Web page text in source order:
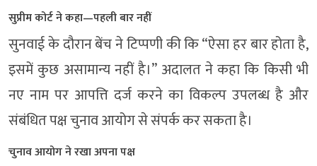
सुप्रीम कोर्ट ने कहा—पहली बार नहीं
सुनवाई के दौरान बेंच ने टिप्पणी की कि “ऐसा हर बार होता है,
इसमें कुछ असामान्य नहीं है।” अदालत ने कहा कि किसी भी
नए नाम पर आपत्ति दर्ज करने का विकल्प उपलब्ध है और
संबंधित पक्ष चुनाव आयोग से संपर्क कर सकता है।
चुनाव आयोग ने रखा अपना पक्ष